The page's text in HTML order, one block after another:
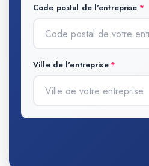
Code postal de l'entreprise
Ville de l'entreprise